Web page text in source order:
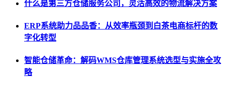
什么是第三方仓储服务公司，灵活高效的物流解决方案
ERP系统助力品品香：从效率瓶颈到白茶电商标杆的数
字化转型
智能仓储革命：解码WMS仓库管理系统选型与实施全攻
略